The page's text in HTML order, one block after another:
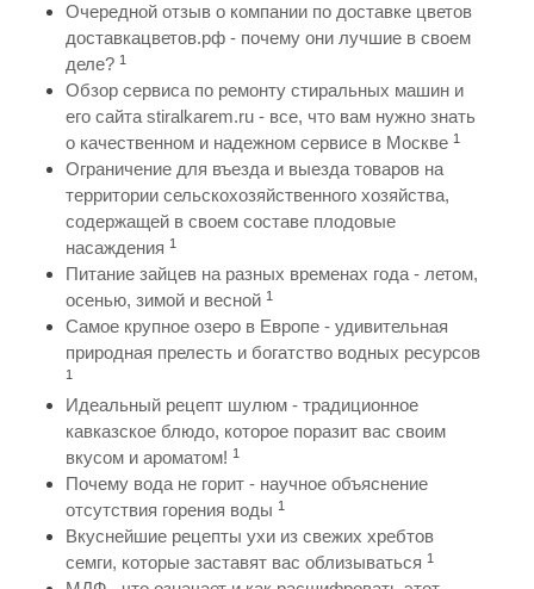
Очередной отзыв о компании по доставке цветов
доставкацветов.рф - почему они лучшие в своем
деле? 1
Обзор сервиса по ремонту стиральных машин и
его сайта stiralkarem.ru - все, что вам нужно знать
о качественном и надежном сервисе в Москве 1
Ограничение для въезда и выезда товаров на
территории сельскохозяйственного хозяйства,
содержащей в своем составе плодовые
насаждения 1
Питание зайцев на разных временах года - летом,
осенью, зимой и весной 1
Самое крупное озеро в Европе - удивительная
природная прелесть и богатство водных ресурсов
1
Идеальный рецепт шулюм - традиционное
кавказское блюдо, которое поразит вас своим
вкусом и ароматом! 1
Почему вода не горит - научное объяснение
отсутствия горения воды 1
Вкуснейшие рецепты ухи из свежих хребтов
семги, которые заставят вас облизываться 1